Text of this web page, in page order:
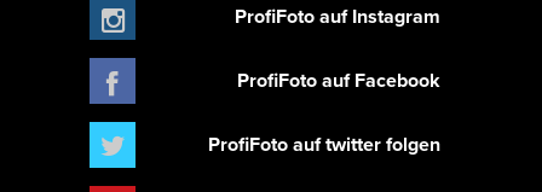
ProfiFoto auf Instagram
ProfiFoto auf Facebook
ProfiFoto auf twitter folgen